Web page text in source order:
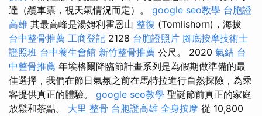
達（纜車票，視天氣情況而定）。 google seo教學 台胞證
高雄 其最高峰是湯姆利霍恩山 整復 (Tomlishorn)，海拔
台中整骨推薦 工商登記 2128 台胞證照片 腳底按摩技術士
證照班 台中養生會館 新竹整骨推薦 公尺。 2020 氣結 台
中整骨推薦 年埃格爾降臨節計畫系列是為假期做準備的最
佳選擇，我們在節日氣氛之前在馬特拉進行自然探險，為乘
客提供真正的體驗。 google seo教學 聖誕節前真正的家庭
放鬆和茶點。 大里 整骨 台胞證高雄 全身按摩 從 10,800